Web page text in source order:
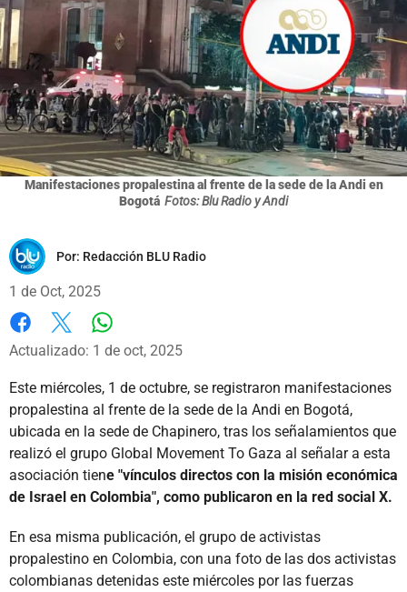
Manifestaciones propalestina al frente de la sede de la Andi en
Bogotá Fotos: Blu Radio y Andi
Por: Redacción BLU Radio
1 de Oct, 2025
Facebook
X
Actualizado: 1 de oct, 2025
Este miércoles, 1 de octubre, se registraron manifestaciones
propalestina al frente de la sede de la Andi en Bogotá,
ubicada en la sede de Chapinero, tras los señalamientos que
realizó el grupo Global Movement To Gaza al señalar a esta
asociación tiene "vínculos directos con la misión económica
de Israel en Colombia", como publicaron en la red social X.
En esa misma publicación, el grupo de activistas
propalestino en Colombia, con una foto de las dos activistas
colombianas detenidas este miércoles por las fuerzas